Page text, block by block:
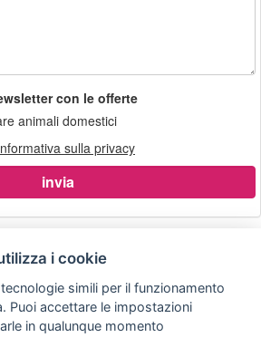
con le offerte
animali domestici
sulla privacy
Avviso
legale
Scrivici
i cookie
simili per il funzionamento
Puoi accettare le impostazioni
in qualunque momento